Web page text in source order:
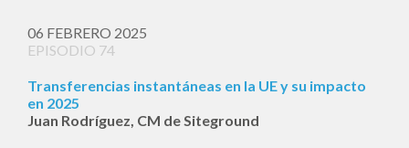
06 FEBRERO 2025
EPISODIO 74
Transferencias instantáneas en la UE y su impacto
en 2025
Juan Rodríguez, CM de Siteground